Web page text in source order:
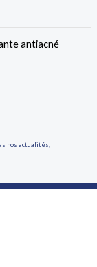
antiacné
nos actualités,